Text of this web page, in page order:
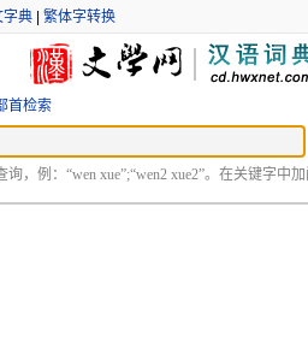
字典| 繁体字转换
首检索
询，例：“wen xue”;“wen2 xue2”。在关键字中